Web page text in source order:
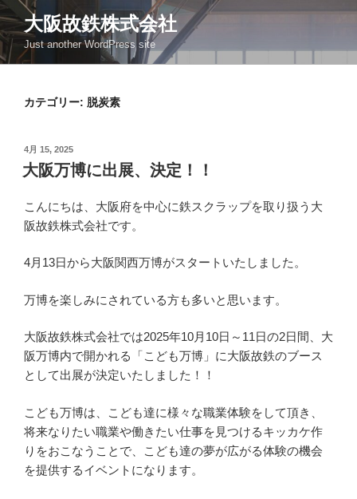
コ
ン
テ
ン
大阪故鉄株式会社
Just another WordPress site
カテゴリー: 脱炭素
投
稿
日:
4月 15, 2025
大阪万博に出展、決定！！
こんにちは、大阪府を中心に鉄スクラップを取り扱う大
阪故鉄株式会社です。
4月13日から大阪関西万博がスタートいたしました。
万博を楽しみにされている方も多いと思います。
大阪故鉄株式会社では2025年10月10日～11日の2日間、大
阪万博内で開かれる「こども万博」に大阪故鉄のブース
として出展が決定いたしました！！
こども万博は、こども達に様々な職業体験をして頂き、
将来なりたい職業や働きたい仕事を見つけるキッカケ作
りをおこなうことで、こども達の夢が広がる体験の機会
を提供するイベントになります。